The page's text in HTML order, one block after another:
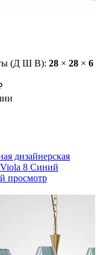
(Д Ш В): 28 × 28 × 6
дизайнерская
8 Синий
просмотр